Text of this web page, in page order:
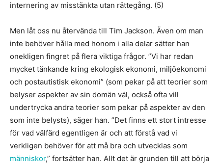
internering av misstänkta utan rättegång. (5)
Men låt oss nu återvända till Tim Jackson. Även om man
inte behöver hålla med honom i alla delar sätter han
onekligen fingret på flera viktiga frågor. ”Vi har redan
mycket tänkande kring ekologisk ekonomi, miljöekonomi
och postautistisk ekonomi” (som pekar på att teorier som
belyser aspekter av sin domän väl, också ofta vill
undertrycka andra teorier som pekar på aspekter av den
som inte belysts), säger han. ”Det finns ett stort intresse
för vad välfärd egentligen är och att förstå vad vi
verkligen behöver för att må bra och utvecklas som
människor,” fortsätter han. Allt det är grunden till att börja